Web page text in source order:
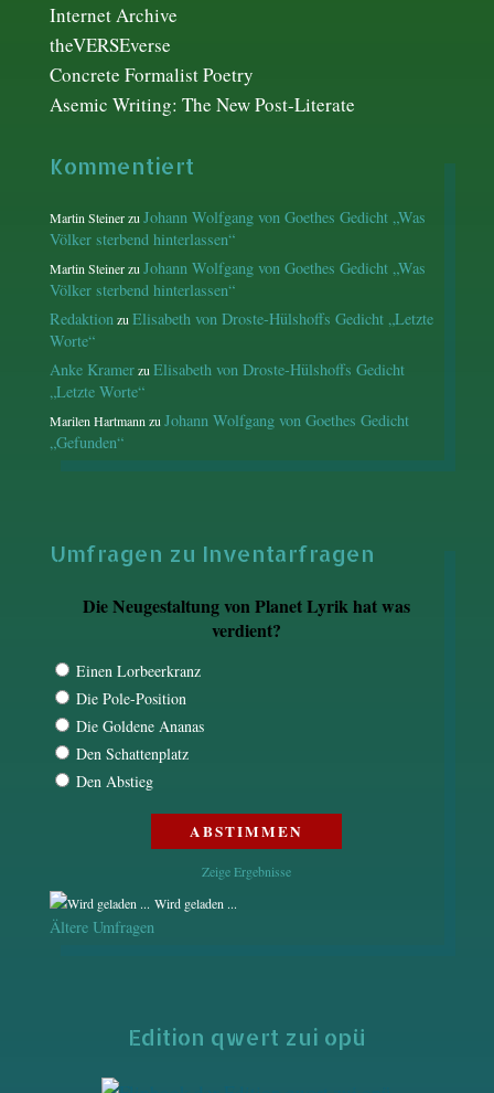
Internet Archive
theVERSEverse
Concrete Formalist Poetry
Asemic Writing: The New Post-Literate
Kommentiert
Martin SteinerzuJohann Wolfgang von Goethes Gedicht „Was
Völker sterbend hinterlassen“
Martin SteinerzuJohann Wolfgang von Goethes Gedicht „Was
Völker sterbend hinterlassen“
RedaktionzuElisabeth von Droste-Hülshoffs Gedicht „Letzte
Worte“
Anke KramerzuElisabeth von Droste-Hülshoffs Gedicht
„Letzte Worte“
Marilen HartmannzuJohann Wolfgang von Goethes Gedicht
„Gefunden“
Umfragen zu Inventarfragen
Die Neugestaltung von Planet Lyrik hat was
verdient?
Einen Lorbeerkranz
Die Pole-Position
Die Goldene Ananas
Den Schattenplatz
Den Abstieg
Zeige Ergebnisse
Wird geladen ...
Ältere Umfragen
Edition qwert zui opü